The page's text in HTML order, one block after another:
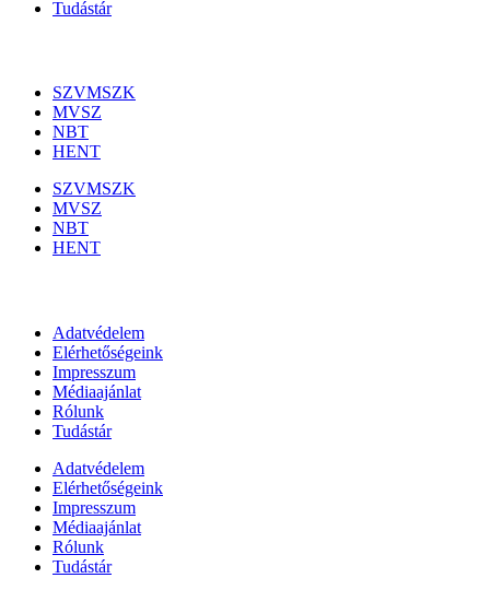
Tudástár
SZVMSZK
MVSZ
NBT
HENT
SZVMSZK
MVSZ
NBT
HENT
Adatvédelem
Elérhetőségeink
Impresszum
Médiaajánlat
Rólunk
Tudástár
Adatvédelem
Elérhetőségeink
Impresszum
Médiaajánlat
Rólunk
Tudástár